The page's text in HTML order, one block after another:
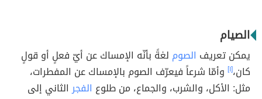
الصيام
يمكن تعريف الصوم لغةً بأنّه الإمساك عن أيّ فعلٍ أو قولٍ
كان،[١] وأمّا شرعاً فيعرّف الصوم بالإمساك عن المفطرات،
مثل: الأكل، والشرب، والجماع، من طلوع الفجرالثاني إلى